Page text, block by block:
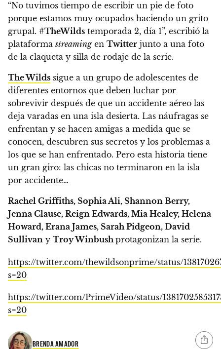
“No tuvimos tiempo de escribir un pie de foto
porque estamos muy ocupados haciendo un grito
grupal. #TheWilds temporada 2, día 1”, escribió la
plataformastreamingen Twitter junto a una foto
de la claqueta y silla de rodaje de la serie.
The Wilds sigue a un grupo de adolescentes de
diferentes entornos que deben luchar por
sobrevivir después de que un accidente aéreo las
deja varadas en una isla desierta. Las náufragas se
enfrentan y se hacen amigas a medida que se
conocen, descubren sus secretos y los problemas a
los que se han enfrentado. Pero esta historia tiene
un gran giro: las chicas no terminaron en la isla
por accidente…
Rachel Griffiths, Sophia Ali, Shannon Berry,
Jenna Clause, Reign Edwards, Mia Healey, Helena
Howard, Erana James, Sarah Pidgeon, David
Sullivan y Troy Winbushprotagonizan la serie.
https://twitter.com/thewildsonprime/status/
s=20
https://twitter.com/PrimeVideo/status/
s=20
BRENDA AMADOR